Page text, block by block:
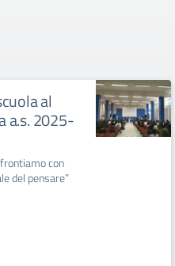
al
a.s. 2025-
con
del pensare”